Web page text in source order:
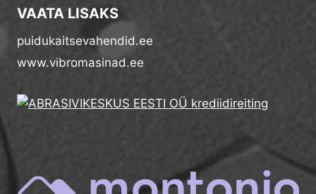
VAATA LISAKS
puidukaitsevahendid.ee
www.vibromasinad.ee